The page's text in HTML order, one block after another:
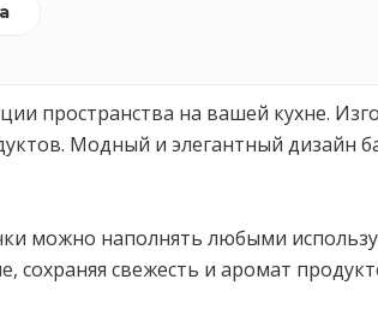
пространства на вашей кухне.
Модный и элегантный дизайн
можно наполнять любыми
сохраняя свежесть и аромат